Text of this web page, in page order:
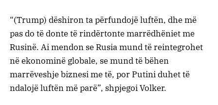
“(Trump) dëshiron ta përfundojë luftën, dhe më
pas do të donte të rindërtonte marrëdhëniet me
Rusinë. Ai mendon se Rusia mund të reintegrohet
në ekonominë globale, se mund të bëhen
marrëveshje biznesi me të, por Putini duhet të
ndalojë luftën më parë”, shpjegoi Volker.